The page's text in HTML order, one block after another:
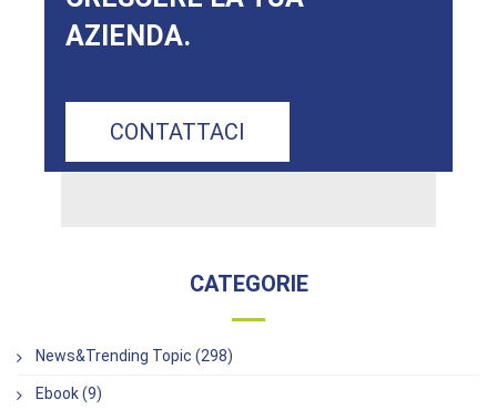
AZIENDA.
CONTATTACI
CATEGORIE
News&Trending Topic (298)
Ebook (9)